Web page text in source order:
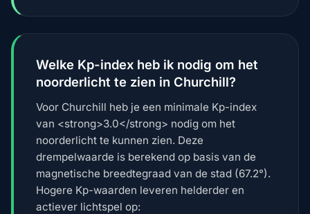
Welke Kp-index heb ik nodig om het
noorderlicht te zien in Churchill?
Voor Churchill heb je een minimale Kp-index
van <strong>3.0</strong> nodig om het
noorderlicht te kunnen zien. Deze
drempelwaarde is berekend op basis van de
magnetische breedtegraad van de stad (67.2°).
Hogere Kp-waarden leveren helderder en
actiever lichtspel op: